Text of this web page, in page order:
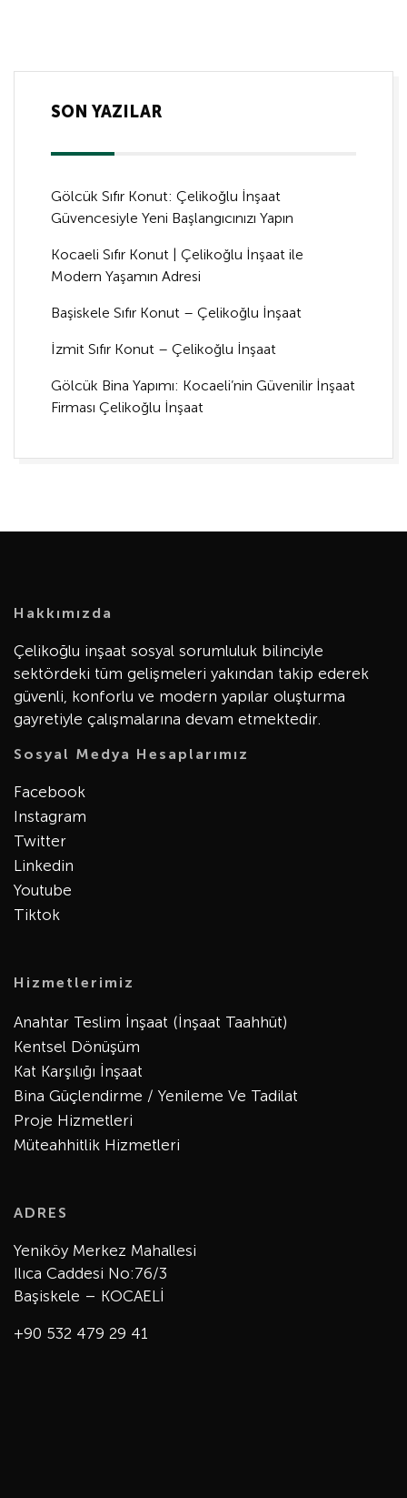
SON YAZILAR
Gölcük Sıfır Konut: Çelikoğlu İnşaat
Güvencesiyle Yeni Başlangıcınızı Yapın
Kocaeli Sıfır Konut | Çelikoğlu İnşaat ile
Modern Yaşamın Adresi
Başiskele Sıfır Konut – Çelikoğlu İnşaat
İzmit Sıfır Konut – Çelikoğlu İnşaat
Gölcük Bina Yapımı: Kocaeli’nin Güvenilir İnşaat
Firması Çelikoğlu İnşaat
Hakkımızda
Çelikoğlu inşaat sosyal sorumluluk bilinciyle
sektördeki tüm gelişmeleri yakından takip ederek
güvenli, konforlu ve modern yapılar oluşturma
gayretiyle çalışmalarına devam etmektedir.
Sosyal Medya Hesaplarımız
Facebook
Instagram
Twitter
Linkedin
Youtube
Tiktok
Hizmetlerimiz
Anahtar Teslim İnşaat (İnşaat Taahhüt)
Kentsel Dönüşüm
Kat Karşılığı İnşaat
Bina Güçlendirme / Yenileme Ve Tadilat
Proje Hizmetleri
Müteahhitlik Hizmetleri
ADRES
Yeniköy Merkez Mahallesi
Ilıca Caddesi No:76/3
Başiskele – KOCAELİ
+90 532 479 29 41